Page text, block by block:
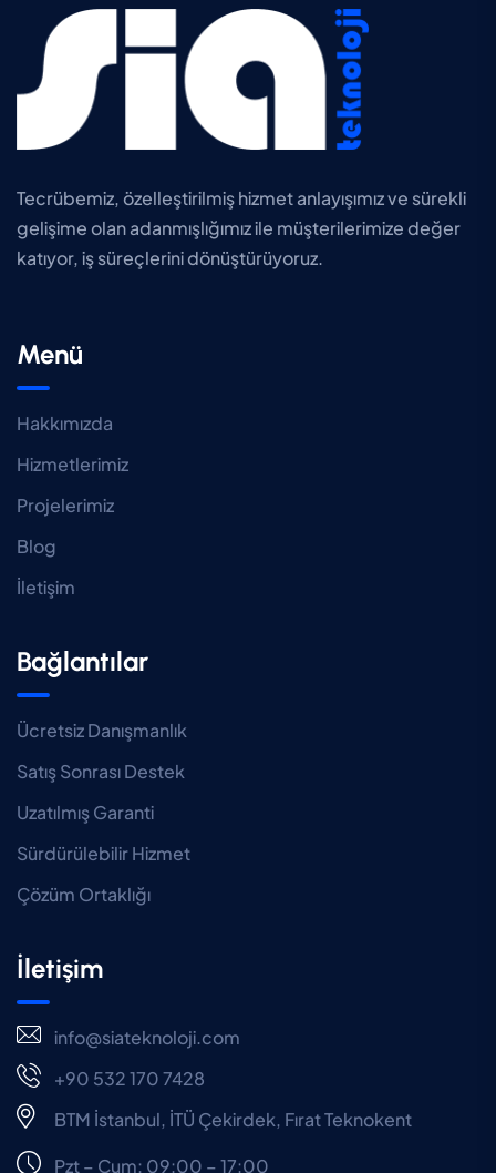
Tecrübemiz, özelleştirilmiş hizmet anlayışımız ve sürekli
gelişime olan adanmışlığımız ile müşterilerimize değer
katıyor, iş süreçlerini dönüştürüyoruz.
Menü
Hakkımızda
Hizmetlerimiz
Projelerimiz
Blog
İletişim
Bağlantılar
Ücretsiz Danışmanlık
Satış Sonrası Destek
Uzatılmış Garanti
Sürdürülebilir Hizmet
Çözüm Ortaklığı
İletişim
info@siateknoloji.com
+90 532 170 7428
BTM İstanbul, İTÜ Çekirdek, Fırat Teknokent
Pzt – Cum: 09:00 – 17:00